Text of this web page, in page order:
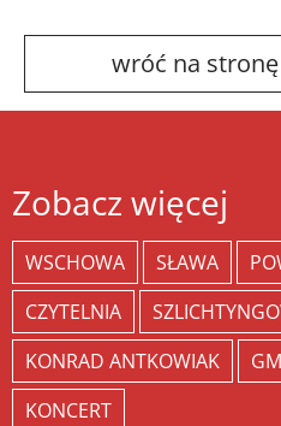
wróć na stronę
Zobacz więcej
WSCHOWA SŁAWA
CZYTELNIA
KONRAD ANTKOWIAK
KONCERT